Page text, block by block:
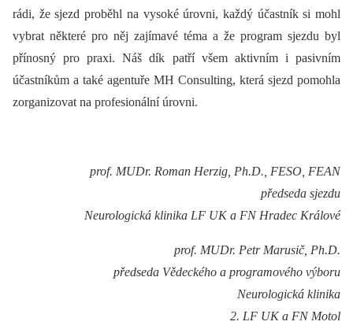
rádi, že sjezd proběhl na vysoké úrovni, každý účastník si mohl
vybrat některé pro něj zajímavé téma a že program sjezdu byl
přínosný pro praxi. Náš dík patří všem aktivním i pasivním
účastníkům a také agentuře MH Consulting, která sjezd pomohla
zorganizovat na profesionální úrovni.
prof. MUDr. Roman Herzig, Ph.D., FESO, FEAN
předseda sjezdu
Neurologická klinika LF UK a FN Hradec Králové
prof. MUDr. Petr Marusič, Ph.D.
předseda Vědeckého a programového výboru
Neurologická klinika
2. LF UK a FN Motol